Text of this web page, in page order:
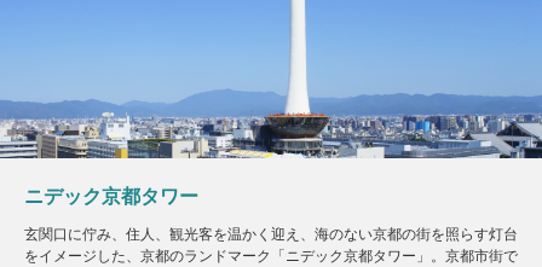
ニデック京都タワー
玄関口に佇み、住人、観光客を温かく迎え、海のない京都の街を照らす灯台
をイメージした、京都のランドマーク「ニデック京都タワー」。京都市街で